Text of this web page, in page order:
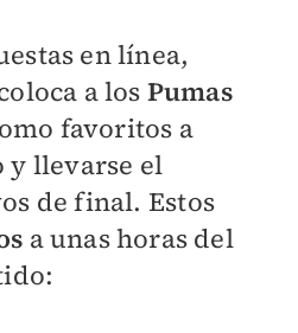
en línea,
a los Pumas
favoritos a
y llevarse el
de final. Estos
a unas horas del